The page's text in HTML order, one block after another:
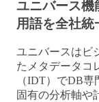
ユニバース機
用語を全社統
ユニバースはビ
たメタデータコ
（IDT）でDB
固有の分析軸や